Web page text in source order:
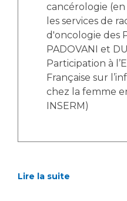
cancérologie
les services de
d'oncologie des
PADOVANI et
Participation à
Française sur
chez la femme
INSERM)
Lire la suite